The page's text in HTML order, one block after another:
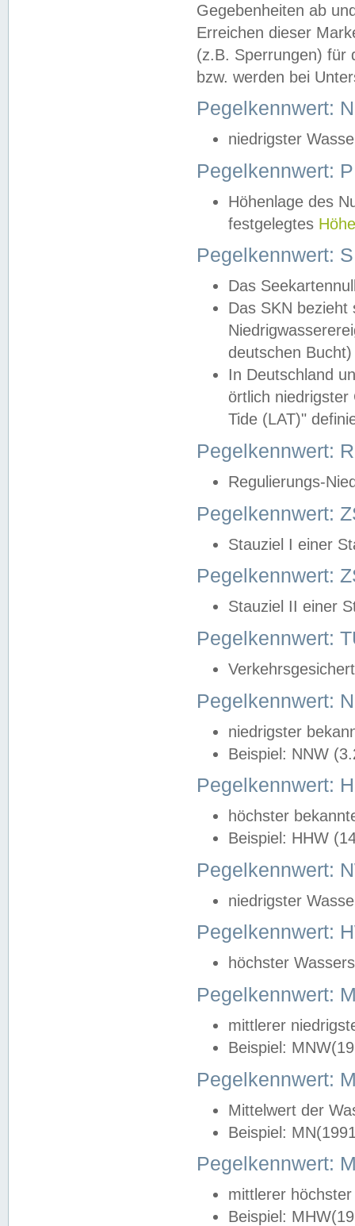
Gegebenheiten ab
Erreichen dieser
(z.B. Sperrungen) für
bzw. werden bei
Pegelkennwert:
niedrigster
Pegelkennwert:
Höhenlage des
festgelegtes
Pegelkennwert:
Das
Das SKN
deutschen
In Deutschland
örtlich
Tide (LAT)"
Pegelkennwert:
Regulierungs-
Pegelkennwert:
Stauziel I einer
Pegelkennwert:
Stauziel II einer
Pegelkennwert:
Pegelkennwert:
niedrigster
Beispiel: NNW
Pegelkennwert:
höchster
Beispiel: HHW
Pegelkennwert:
niedrigster
Pegelkennwert:
höchster
Pegelkennwert:
mittlerer
Beispiel:
Pegelkennwert:
Mittelwert der
Beispiel:
Pegelkennwert:
mittlerer
Beispiel: